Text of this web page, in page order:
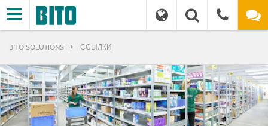
BITO SOLUTIONS ССЫЛКИ